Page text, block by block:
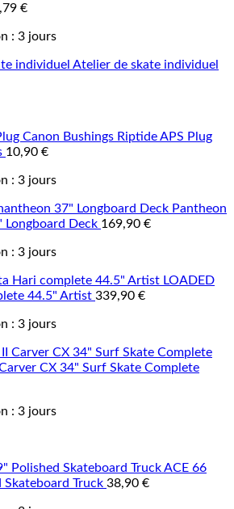
€
: 3 jours
Atelier de skate individuel
Riptide APS Plug
10,90 €
: 3 jours
Pantheon
Longboard Deck 169,90 €
: 3 jours
LOADED
44.5" Artist 339,90 €
: 3 jours
CX 34" Surf Skate Complete
: 3 jours
ACE 66
Skateboard Truck 38,90 €